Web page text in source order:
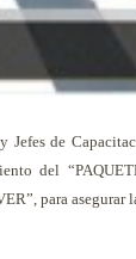
de
del
para asegurar